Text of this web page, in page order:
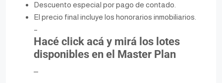
Descuento especial por pago de contado.
El precio final incluye los honorarios inmobiliarios.
–
Hacé click acá y mirá los lotes
disponibles en el Master Plan